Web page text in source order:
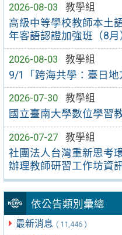
2026-08-03
教學組
高級中等學校教師本土
年客語認證加強班（8月
2026-08-03
教學組
9/1「跨海共學：臺日地
2026-07-30
教學組
國立臺南大學數位學習
2026-07-27
教學組
社團法人台灣重新思考
辦理教師研習工作坊資
依公告類別彙總
最新消息 ( 11,446 )